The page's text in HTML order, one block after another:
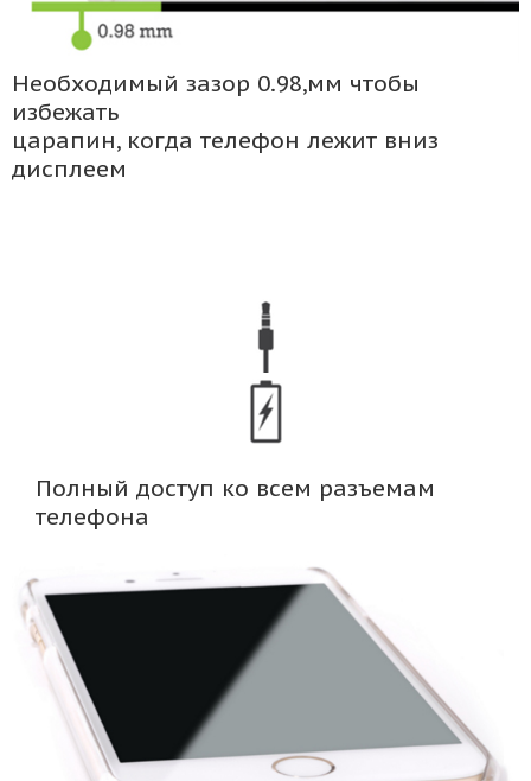
Необходимый зазор 0.98,мм чтобы
избежать
царапин, когда телефон лежит вниз
дисплеем
Полный доступ ко всем разъемам
телефона